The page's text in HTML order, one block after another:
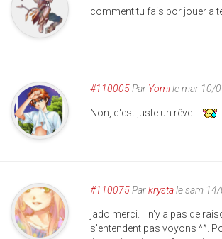
comment tu fais por jouer a
#110005Par Yomile mar 10/
Non, c'est juste un rêve...
#110075Parkrystale sam
jado merci. Il n'y a pas de
s'entendent pas voyons ^^.